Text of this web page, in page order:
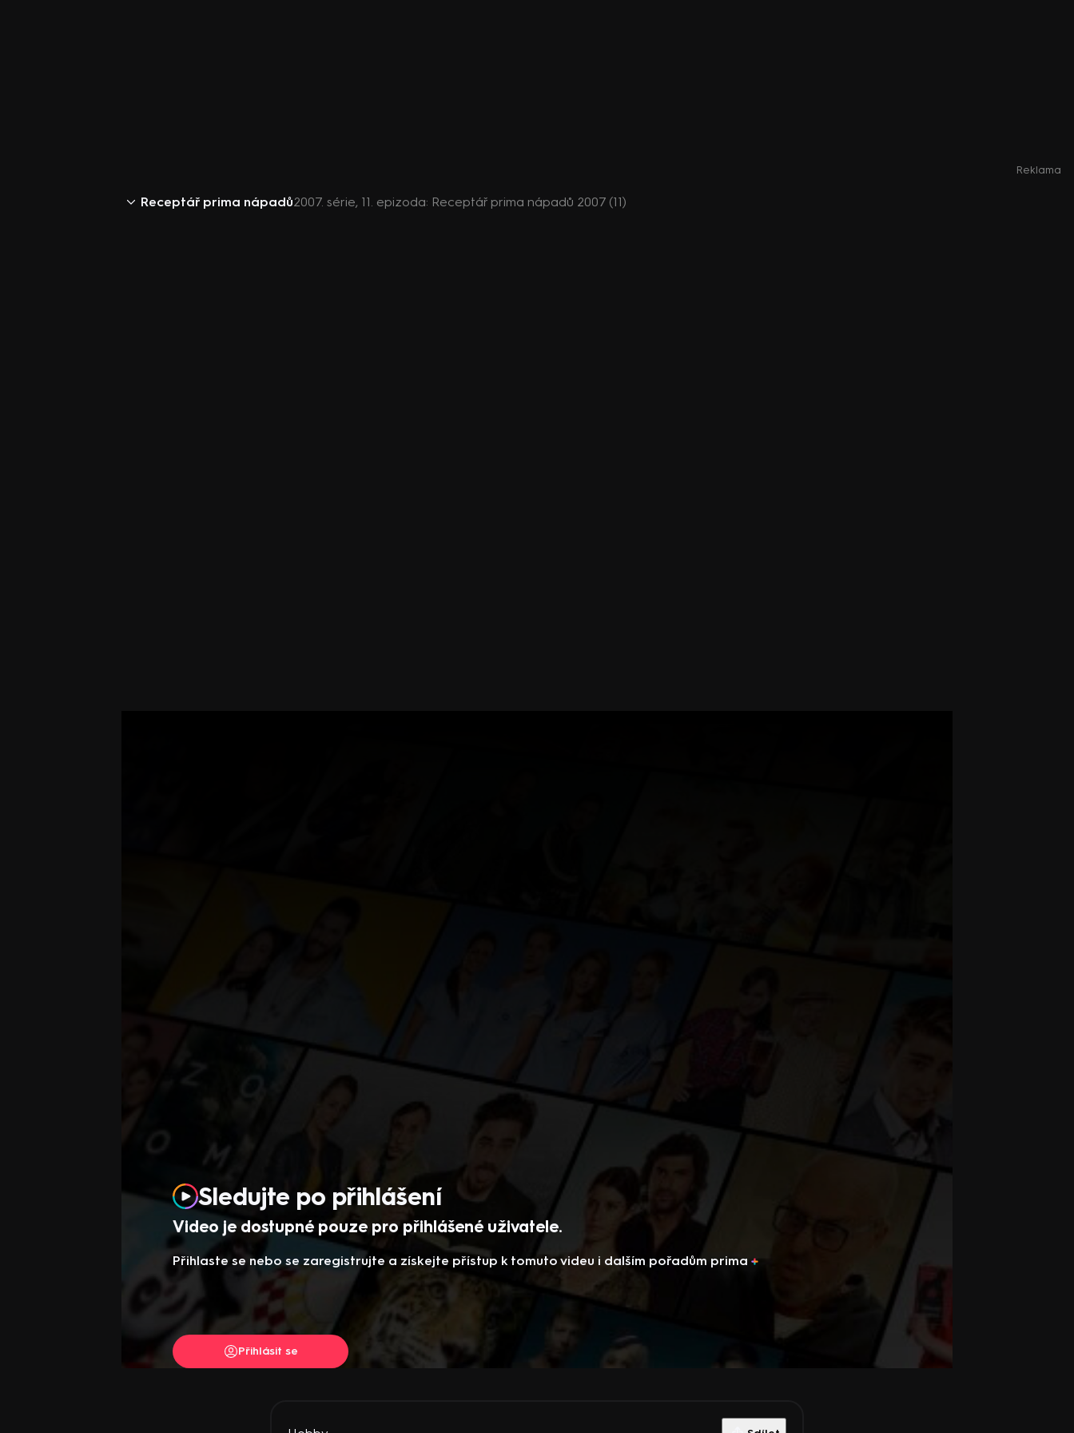
Reklama
Receptář prima nápadů2007. série, 11. epizoda: Receptář prima nápadů 2007 (11)
Video je dostupné pouze pro přihlášené uživatele.
Sledujte po přihlášení
Přihlaste se nebo se zaregistrujte a získejte přístup k tomuto videu i dalším pořadům prima
Přihlásit se